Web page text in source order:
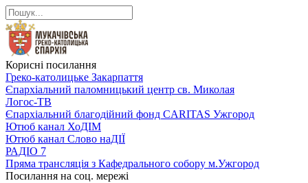
Корисні посилання
Греко-католицьке Закарпаття
Єпархіальний паломницький центр св. Миколая
Логос-ТВ
Єпархіальний благодійний фонд CARITAS Ужгород
Ютюб канал ХоДІМ
Ютюб канал Слово наДІЇ
РАДІО 7
Пряма трансляція з Кафедрального собору м.Ужгород
Посилання на соц. мережі